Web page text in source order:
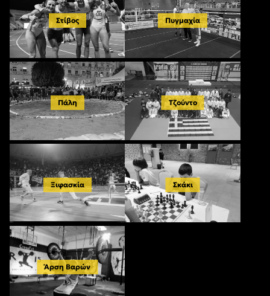
Στίβος Πυγμαχία
Πάλη Τζούντο
Ξιφασκία Σκάκι
Άρση Βαρών